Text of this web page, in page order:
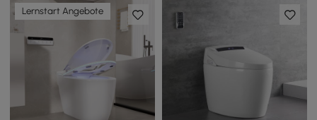
Lernstart Angebote